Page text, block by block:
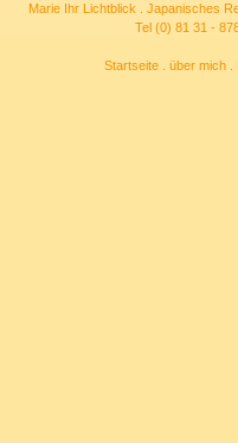
Marie Ihr Lichtblick . Japanisches
Tel (0) 81 31 -
Startseite über mich